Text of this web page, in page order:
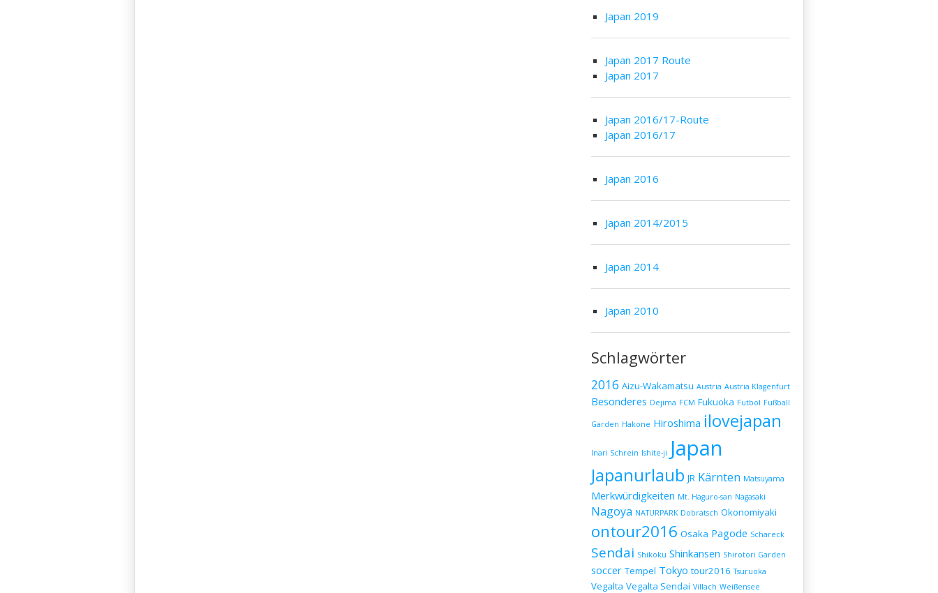
Japan 2019
Japan 2017 Route
Japan 2017
Japan 2016/17-Route
Japan 2016/17
Japan 2016
Japan 2014/2015
Japan 2014
Japan 2010
Schlagwörter
2016 Aizu-Wakamatsu Austria Austria Klagenfurt
Besonderes Dejima FCM Fukuoka Futbol Fußball
Garden Hakone Hiroshima ilovejapan
Inari Schrein Ishite-ji Japan
Japanurlaub JR Kärnten Matsuyama
Merkwürdigkeiten Mt. Haguro-san Nagasaki
Nagoya NATURPARK Dobratsch Okonomiyaki
ontour2016 Osaka Pagode Schareck
Sendai Shikoku Shinkansen Shirotori Garden
soccer Tempel Tokyo tour2016 Tsuruoka
Vegalta Vegalta Sendai Villach Weißensee